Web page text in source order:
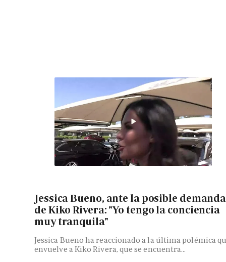
Jessica Bueno, ante la posible demanda
de Kiko Rivera: "Yo tengo la conciencia
muy tranquila"
Jessica Bueno ha reaccionado a la última polémica
envuelve a Kiko Rivera, que se encuentra...